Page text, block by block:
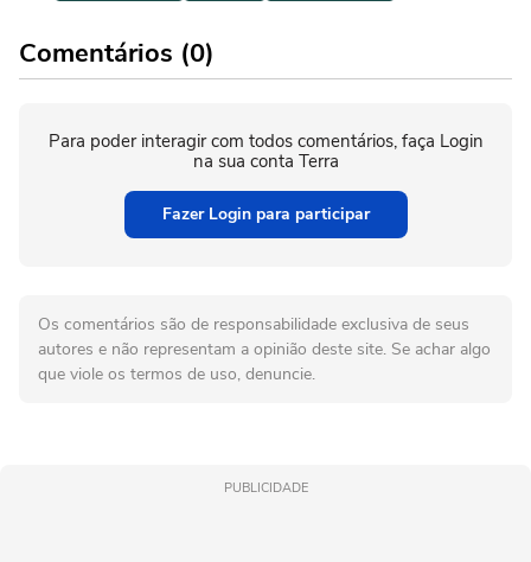
Comentários (0)
Para poder interagir com todos comentários, faça Login
na sua conta Terra
Fazer Login para participar
Os comentários são de responsabilidade exclusiva de seus
autores e não representam a opinião deste site. Se achar algo
que viole os termos de uso, denuncie.
PUBLICIDADE